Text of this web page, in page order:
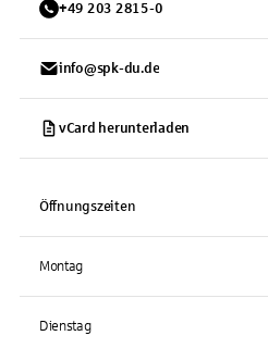
+49 203 2815-0
info@spk-du.de
vCard herunterladen
Öffnungszeiten
Montag
Dienstag